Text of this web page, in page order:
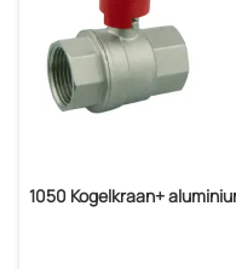
1050 Kogelkraan+